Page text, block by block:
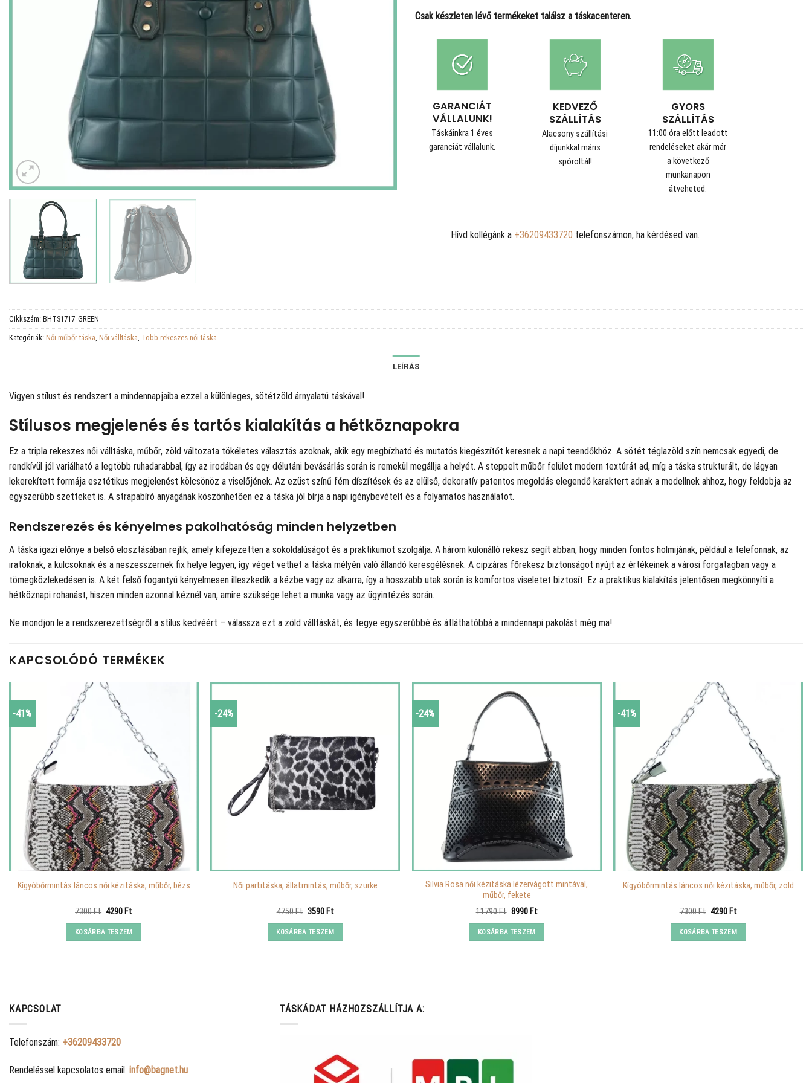
Csak készleten lévő termékeket találsz a táskacenteren.
GARANCIÁT
VÁLLALUNK!
Táskáinkra 1 éves
garanciát vállalunk.
KEDVEZŐ
SZÁLLÍTÁS
Alacsony szállítási
díjunkkal máris
spóroltál!
GYORS
SZÁLLÍTÁS
11:00 óra előtt leadott
rendeléseket akár már
a következő
munkanapon
átveheted.
Hívd kollégánk a +36209433720 telefonszámon, ha kérdésed van.
Cikkszám: BHTS1717_GREEN
Kategóriák: Női műbőr táska Női válltáska Több rekeszes női táska
LEÍRÁS
Vigyen stílust és rendszert a mindennapjaiba ezzel a különleges, sötétzöld árnyalatú táskával!
Stílusos megjelenés és tartós kialakítás a hétköznapokra
Ez a tripla rekeszes női válltáska, műbőr, zöld változata tökéletes választás azoknak, akik egy megbízható és mutatós kiegészítőt keresnek a napi teendőkhöz. A sötét téglazöld szín nemcsak egyedi, de
rendkívül jól variálható a legtöbb ruhadarabbal, így az irodában és egy délutáni bevásárlás során is remekül megállja a helyét. A steppelt műbőr felület modern textúrát ad, míg a táska strukturált, de lágyan
lekerekített formája esztétikus megjelenést kölcsönöz a viselőjének. Az ezüst színű fém díszítések és az elülső, dekoratív patentos megoldás elegendő karaktert adnak a modellnek ahhoz, hogy feldobja az
egyszerűbb szetteket is. A strapabíró anyagának köszönhetően ez a táska jól bírja a napi igénybevételt és a folyamatos használatot.
Rendszerezés és kényelmes pakolhatóság minden helyzetben
A táska igazi előnye a belső elosztásában rejlik, amely kifejezetten a sokoldalúságot és a praktikumot szolgálja. A három különálló rekesz segít abban, hogy minden fontos holmijának, például a telefonnak, az
iratoknak, a kulcsoknak és a neszesszernek fix helye legyen, így véget vethet a táska mélyén való állandó keresgélésnek. A cipzáras főrekesz biztonságot nyújt az értékeinek a városi forgatagban vagy a
tömegközlekedésen is. A két felső fogantyú kényelmesen illeszkedik a kézbe vagy az alkarra, így a hosszabb utak során is komfortos viseletet biztosít. Ez a praktikus kialakítás jelentősen megkönnyíti a
hétköznapi rohanást, hiszen minden azonnal kéznél van, amire szüksége lehet a munka vagy az ügyintézés során.
Ne mondjon le a rendszerezettségről a stílus kedvéért – válassza ezt a zöld válltáskát, és tegye egyszerűbbé és átláthatóbbá a mindennapi pakolást még ma!
KAPCSOLÓDÓ TERMÉKEK
-41%
Kígyóbőrmintás láncos női kézitáska, műbőr, bézs
7300Ft Original
was:
7300 Ft.
4290 FtCurrent
is:
4290 Ft.
KOSÁRBA TESZEM
-24%
Női partitáska, állatmintás, műbőr, szürke
4750Ft Original
was:
4750 Ft.
3590 FtCurrent
is:
3590 Ft.
KOSÁRBA TESZEM
-24%
Silvia Rosa női kézitáska lézervágott mintával,
műbőr, fekete
11790Ft Original
was:
11790 Ft.
8990 FtCurrent
KOSÁRBA TESZEM
-41%
Kígyóbőrmintás láncos női kézitáska, műbőr, zöld
7300Ft Original
was:
7300 Ft.
4290 FtCurrent
is:
4290 Ft.
KOSÁRBA TESZEM
KAPCSOLAT
Telefonszám: +36209433720
Rendeléssel kapcsolatos email: info@bagnet.hu
TÁSKÁDAT HÁZHOZSZÁLLÍTJA A: